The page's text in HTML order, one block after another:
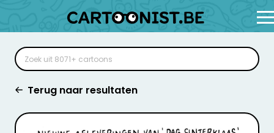
Terug naar resultaten